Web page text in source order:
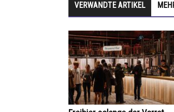
VERWANDTE ARTIKEL